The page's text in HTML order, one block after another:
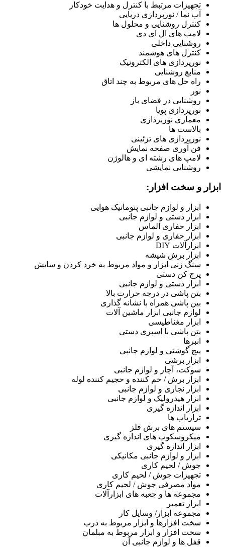
تجهیزات مرتبط با کنترل و هدایت خودکار
آب نما / نورپردازی دریایی
کنترل روشنایی و محلول ها
لامپ های ال ای دی
روشنایی داخلی
کنترل های هوشمند
نورپردازی های الکترونیک
منابع روشنایی
راه حل های مربوط به چند اتاق
نور
روشنایی در فضای باز
نورپردازی پویا
معماری نورپردازی
بالاست ها
نورپردازی های تزئینی
فن آوری صفحه نمایش
لامپ های رشته ای و هالوژن
روشنایی نمایشی
ابزار و سخت افزار:
ابزار و لوازم جانبی پنوماتیک هوایی
ابزار دستی و لوازم جانبی
ابزار حفاری الماس
ابزار حفاری و لوازم جانبی
ابزارآلات DIY
ابزار برش شیشه
سنگ زنی ابزار و مواد مربوط به خرد کردن و سایش
پرچ کن دستی
ابزار دستی و لوازم جانبی
بتن پاشی در درجه حرارت بالا
بین پاشی همراه با نشانه گذاری
لوازم جانبی ابزار ماشین آلات
ابزار مغناطیسی
بتن پاشی با اسپری دستی
انبرها
پیچ گوشتی و لوازم جانبی
ابزار برشی
سوکت، آچار و لوازم جانبی
ابزار برش / خم کننده و حجیم کننده لوله
ابزار نجاری و لوازم جانبی
ابزار هیدرولیک و لوازم جانبی
ابزار اندازه گیری
ترازیاب ها
سیستم های برش فلز
میکروسکوپ های اندازه گیری
ابزار اندازه گیری
ابزار و لوازم جانبی مکانیکی
جوش / لحیم کاری
تجهیزات جوش / لحیم کاری
مواد مصرفی جوش / لحیم کاری
مجموعه ها و جعبه های ابزارآلات
ابزار تعمیر
مجموعه ابزار/ وسایل کار
سخت افزارها و ابزار مربوط به درب
سخت افزار و ابزار مربوط به مبلمان
قفل ها و لوازم جانبی آن